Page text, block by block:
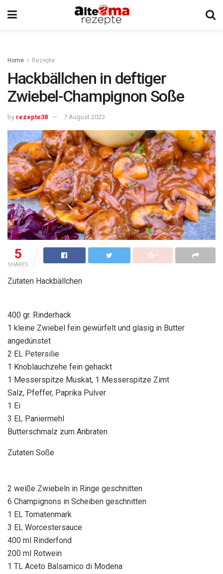
Home Rezepte
Hackbällchen in deftiger
Zwiebel-Champignon Soße
by rezepte38 7 August 2023
5
SHARES
Zutaten Hackbällchen
400 gr. Rinderhack
1 kleine Zwiebel fein gewürfelt und glasig in Butter
angedünstet
2 EL Petersilie
1 Knoblauchzehe fein gehackt
1 Messerspitze Muskat, 1 Messerspitze Zimt
Salz, Pfeffer, Paprika Pulver
1 Ei
3 EL Paniermehl
Butterschmalz zum Anbraten
Zutaten Soße
2 weiße Zwiebeln in Ringe geschnitten
6 Champignons in Scheiben geschnitten
1 EL Tomatenmark
3 EL Worcestersauce
400 ml Rinderfond
200 ml Rotwein
1 TL Aceto Balsamico di Modena